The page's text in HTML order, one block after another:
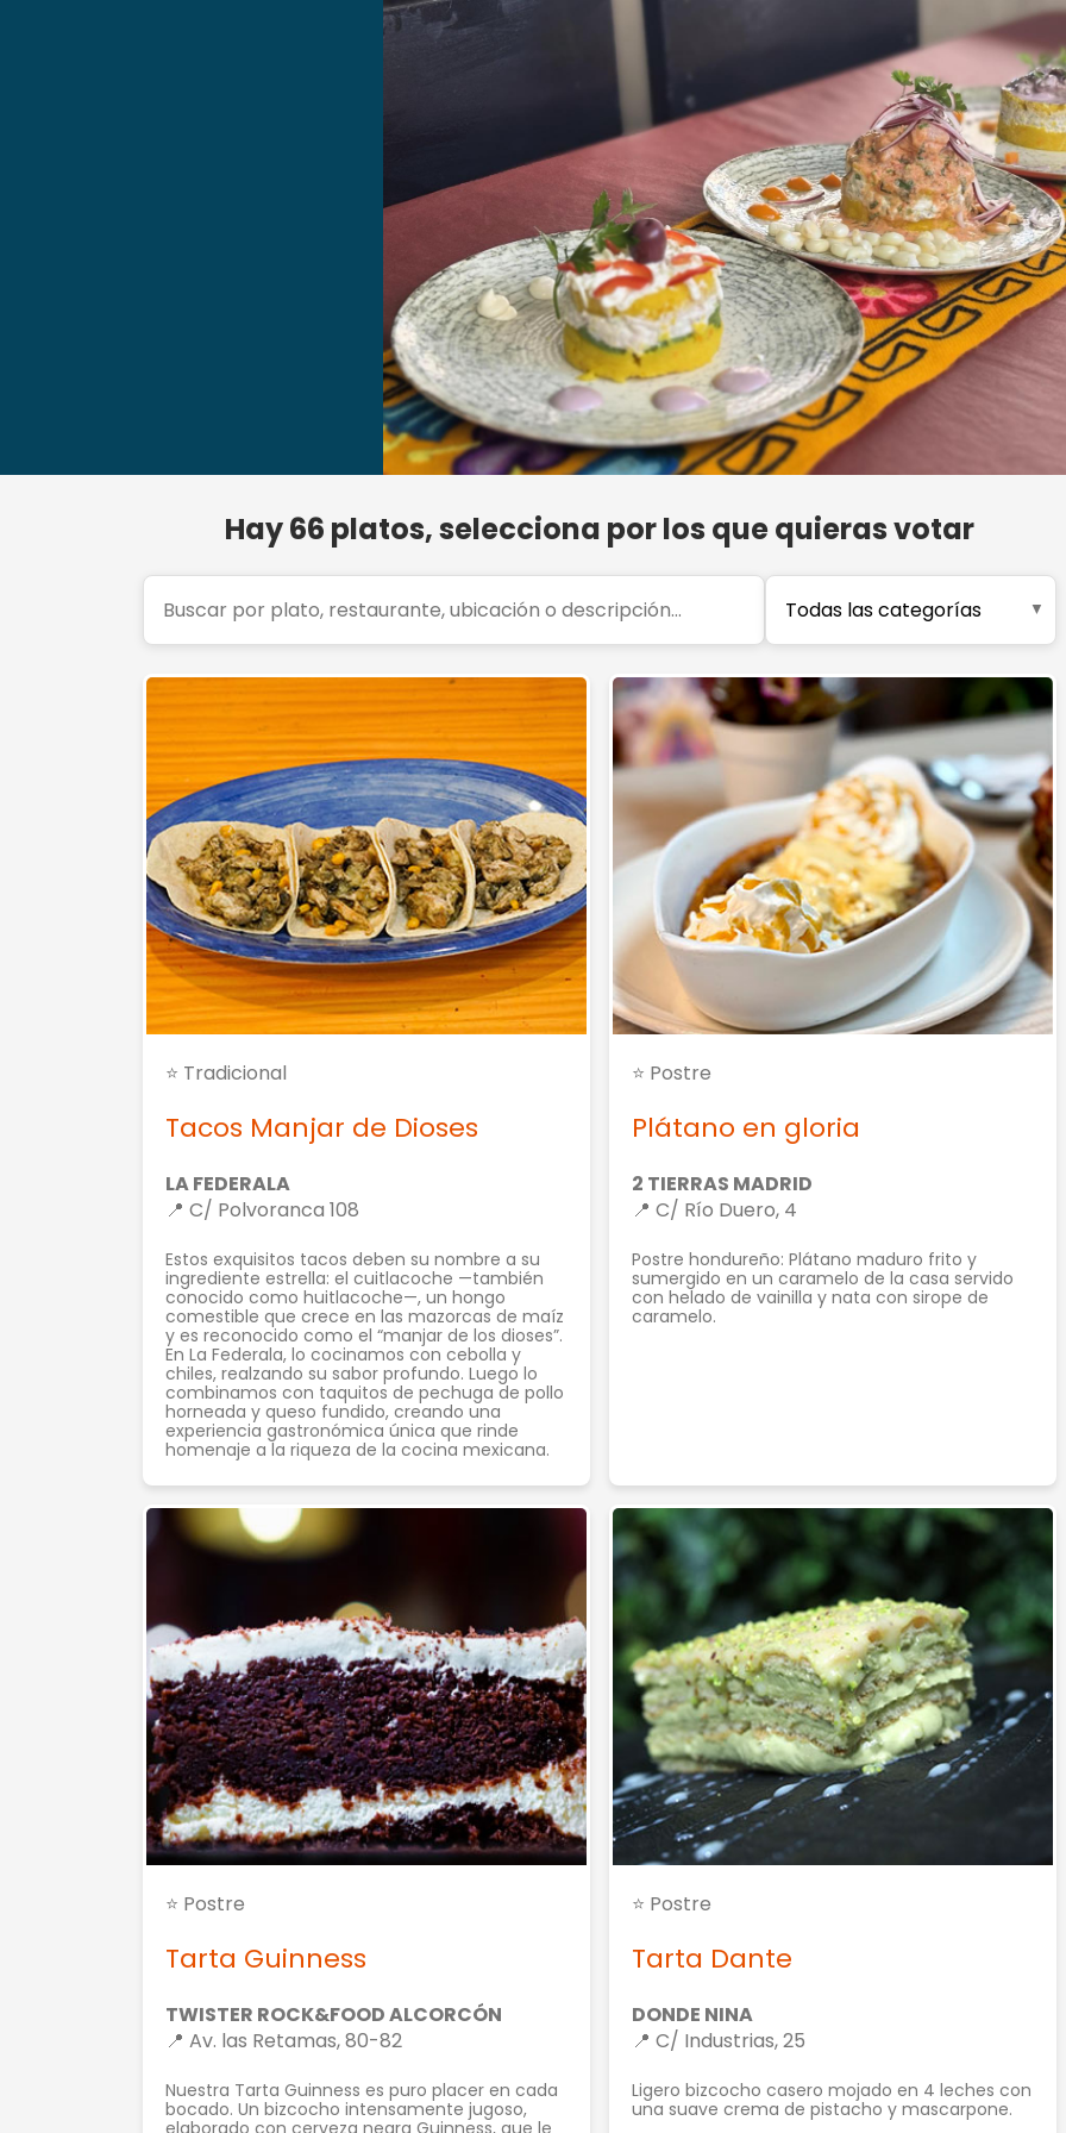
Hay66 platos, selecciona por los que quieras votar
⭐ Tradicional
Tacos Manjar de Dioses
LA FEDERALA
📍 C/ Polvoranca 108
Estos exquisitos tacos deben su nombre a su
ingrediente estrella: el cuitlacoche —también
conocido como huitlacoche—, un hongo
comestible que crece en las mazorcas de maíz
y es reconocido como el “manjar de los dioses”.
En La Federala, lo cocinamos con cebolla y
chiles, realzando su sabor profundo. Luego lo
combinamos con taquitos de pechuga de pollo
horneada y queso fundido, creando una
experiencia gastronómica única que rinde
homenaje a la riqueza de la cocina mexicana.
⭐ Postre
Plátano en gloria
2 TIERRAS MADRID
📍 C/ Río Duero, 4
Postre hondureño: Plátano maduro frito y
sumergido en un caramelo de la casa servido
con helado de vainilla y nata con sirope de
caramelo.
⭐ Postre
Tarta Guinness
TWISTER ROCK&FOOD ALCORCÓN
📍 Av. las Retamas, 80-82
Nuestra Tarta Guinness es puro placer en cada
bocado. Un bizcocho intensamente jugoso,
elaborado con cerveza negra Guinness, que le
⭐ Postre
Tarta Dante
DONDE NINA
📍 C/ Industrias, 25
Ligero bizcocho casero mojado en 4 leches con
una suave crema de pistacho y mascarpone.